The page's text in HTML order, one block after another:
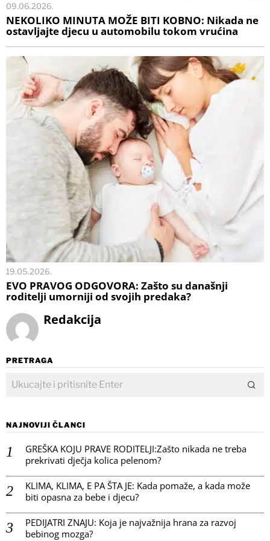
09.06.2026.
NEKOLIKO MINUTA MOŽE BITI KOBNO: Nikada ne
ostavljajte djecu u automobilu tokom vrućina
19.05.2026.
EVO PRAVOG ODGOVORA: Zašto su današnji
roditelji umorniji od svojih predaka?
Redakcija
PRETRAGA
NAJNOVIJI ČLANCI
GREŠKA KOJU PRAVE RODITELJI:Zašto nikada ne treba
prekrivati dječja kolica pelenom?
KLIMA, KLIMA, E PA ŠTA JE: Kada pomaže, a kada može
biti opasna za bebe i djecu?
PEDIJATRI ZNAJU: Koja je najvažnija hrana za razvoj
bebinog mozga?